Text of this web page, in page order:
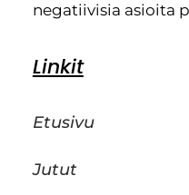
negatiivisia asioita
Linkit
Etusivu
Jutut